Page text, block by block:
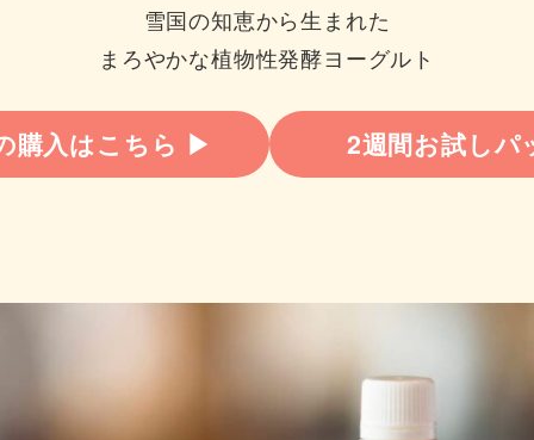
雪国の知恵から生まれた
まろやかな植物性発酵ヨーグルト
購入はこちら ▶︎ 2週間お試し